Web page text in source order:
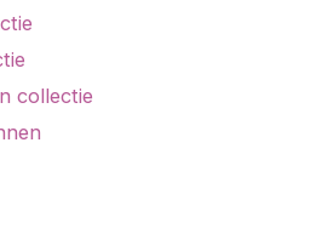
collectie